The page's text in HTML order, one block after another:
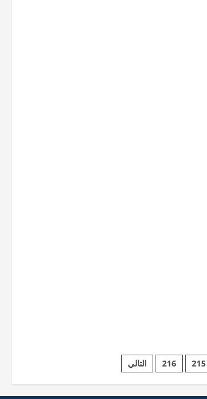
215
216 التالي